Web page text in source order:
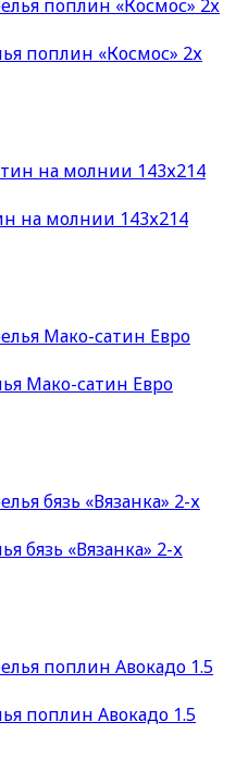
поплин «Космос» 2х
на молнии 143х214
Мако-сатин Евро
бязь «Вязанка» 2-х
поплин Авокадо 1.5